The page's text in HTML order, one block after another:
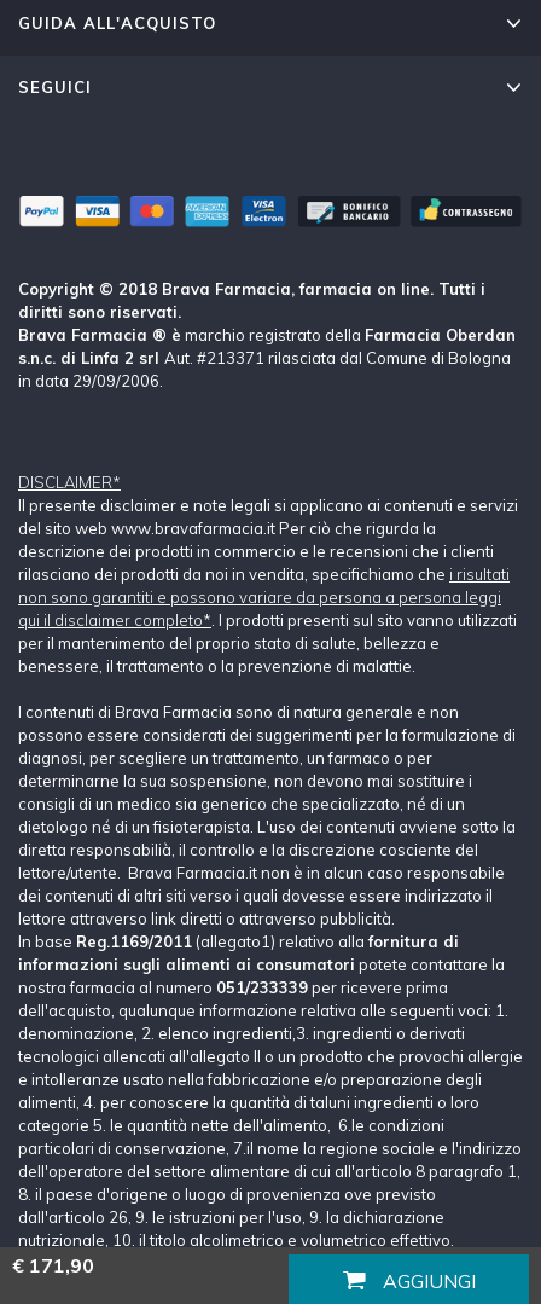
€ 171,90
AGGIUNGI
GUIDA ALL'ACQUISTO
SEGUICI
Copyright © 2018 Brava Farmacia, farmacia on line. Tutti i
diritti sono riservati.
Brava Farmacia ® è marchio registrato della Farmacia Oberdan
s.n.c. di Linfa 2 srl Aut. #213371 rilasciata dal Comune di Bologna
in data 29/09/2006.
DISCLAIMER*
Il presente disclaimer e note legali si applicano ai contenuti e servizi
del sito web www.bravafarmacia.it Per ciò che rigurda la
descrizione dei prodotti in commercio e le recensioni che i clienti
rilasciano dei prodotti da noi in vendita, specifichiamo che i risultati
non sono garantiti e possono variare da persona a persona leggi
qui il disclaimer completo* . I prodotti presenti sul sito vanno utilizzati
per il mantenimento del proprio stato di salute, bellezza e
benessere, il trattamento o la prevenzione di malattie.
I contenuti di Brava Farmacia sono di natura generale e non
possono essere considerati dei suggerimenti per la formulazione di
diagnosi, per scegliere un trattamento, un farmaco o per
determinarne la sua sospensione, non devono mai sostituire i
consigli di un medico sia generico che specializzato, né di un
dietologo né di un fisioterapista. L'uso dei contenuti avviene sotto la
diretta responsabilià, il controllo e la discrezione cosciente del
lettore/utente. Brava Farmacia.it non è in alcun caso responsabile
dei contenuti di altri siti verso i quali dovesse essere indirizzato il
lettore attraverso link diretti o attraverso pubblicità.
In base Reg.1169/2011 (allegato1) relativo allafornitura di
informazioni sugli alimenti ai consumatori potete contattare la
nostra farmacia al numero 051/233339per ricevere prima
dell'acquisto, qualunque informazione relativa alle seguenti voci: 1.
denominazione, 2. elenco ingredienti,3. ingredienti o derivati
tecnologici allencati all'allegato II o un prodotto che provochi allergie
e intolleranze usato nella fabbricazione e/o preparazione degli
alimenti, 4. per conoscere la quantità di taluni ingredienti o loro
categorie 5. le quantità nette dell'alimento, 6.le condizioni
particolari di conservazione, 7.il nome la regione sociale e l'indirizzo
dell'operatore del settore alimentare di cui all'articolo 8 paragrafo 1,
8. il paese d'origene o luogo di provenienza ove previsto
dall'articolo 26, 9. le istruzioni per l'uso, 9. la dichiarazione
nutrizionale, 10. il titolo alcolimetrico e volumetrico effettivo.